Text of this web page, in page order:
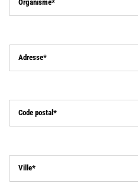
Organisme
Adresse
Code postal
Ville